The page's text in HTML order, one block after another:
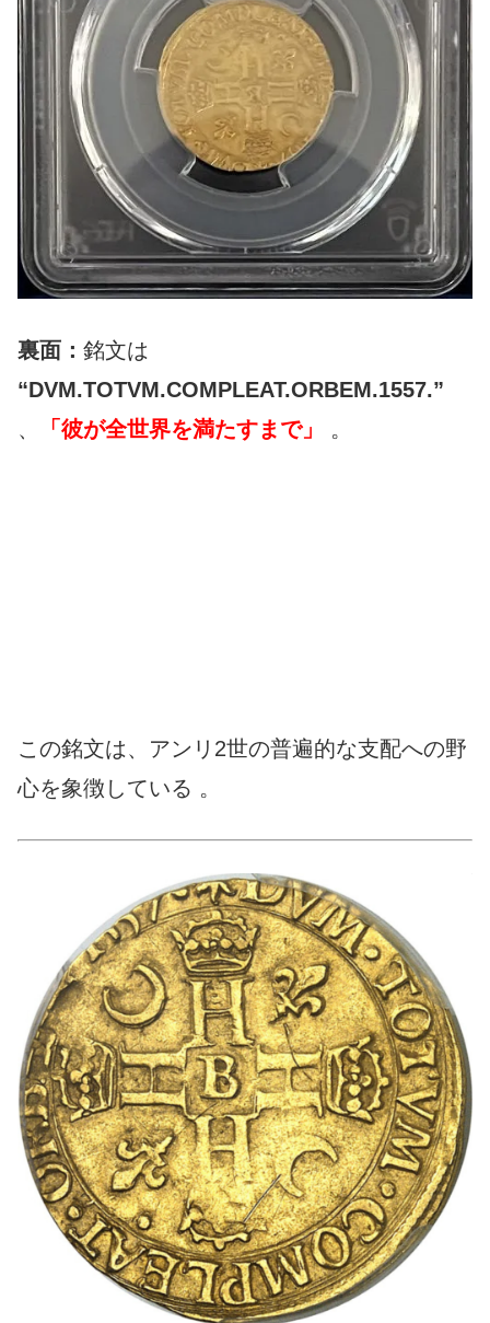
裏面： 銘文は
“DVM.TOTVM.COMPLEAT.ORBEM.1557.”
、
「彼が全世界を満たすまで」 。
この銘文は、アンリ2世の普遍的な支配への野
心を象徴している 。